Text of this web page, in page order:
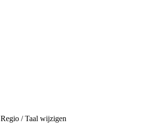
Regio / Taal wijzigen